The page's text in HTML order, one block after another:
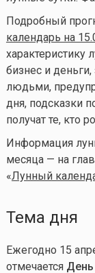
Подробный
календарь на
характеристику
бизнес и
людьми,
дня, подсказки
получат те, кто
Информация
месяца — на
«Лунный
Тема дня
Ежегодно 15
отмечается День